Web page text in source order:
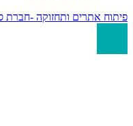
אתרים ותחזוקה -חברת